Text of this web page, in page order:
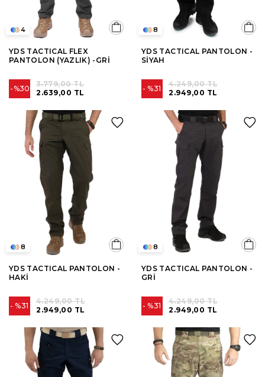
YDS TACTICAL FLEX
PANTOLON (YAZLIK) -GRİ
%30 2.639,00 TL
3.779,00 TL
4
YDS TACTICAL PANTOLON -
SİYAH
%31 2.949,00 TL
4.249,00 TL
8
YDS TACTICAL PANTOLON -
HAKİ
%31 2.949,00 TL
4.249,00 TL
8
YDS TACTICAL PANTOLON -
GRİ
%31 2.949,00 TL
4.249,00 TL
8